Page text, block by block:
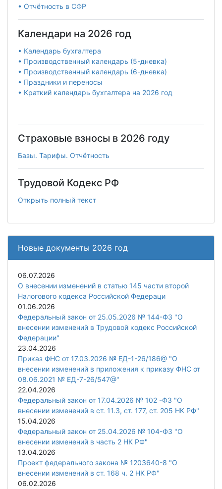
• Отчётность в СФР
Календари на 2026 год
• Календарь бухгалтера
• Производственный календарь (5-дневка)
• Производственный календарь (6-дневка)
• Праздники и переносы
• Краткий календарь бухгалтера на 2026 год
Страховые взносы в 2026 году
Базы. Тарифы. Отчётность
Трудовой Кодекс РФ
Открыть полный текст
Новые документы 2026 год
06.07.2026
О внесении изменений в статью 145 части второй
Налогового кодекса Российской Федераци
01.06.2026
Федеральный закон от 25.05.2026 № 144-ФЗ "О
внесении изменений в Трудовой кодекс Российской
Федерации"
23.04.2026
Приказ ФНС от 17.03.2026 № ЕД-1-26/186@ "О
внесении изменений в приложения к приказу ФНС от
08.06.2021 № ЕД-7-26/547@"
22.04.2026
Федеральный закон от 17.04.2026 № 102 -ФЗ "О
внесении изменений в ст. 11.3, ст. 177, ст. 205 НК РФ"
15.04.2026
Федеральный закон от 25.04.2026 № 104-ФЗ "О
внесении изменений в часть 2 НК РФ"
13.04.2026
Проект федерального закона № 1203640-8 "О
внесении изменений в ст. 168 ч. 2 НК РФ"
06.02.2026